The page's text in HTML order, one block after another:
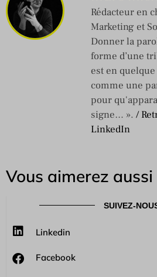
Rédacteur en
Marketing et
Donner la
forme d’une
est en
comme une
pour
signe… ». /
LinkedIn
Vous aimerez aussi
SUIVEZ-
Linkedin
Facebook